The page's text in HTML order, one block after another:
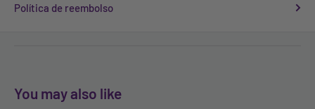
Política de reembolso
You may also like